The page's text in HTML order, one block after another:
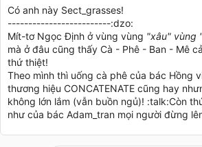
Có anh này Sect_grasses!
-------------------------:dzo:
Mít-tơ Ngọc Định ở vùng vùng "xâu" vùng
mà ở đâu cũng thấy Cà - Phê - Ban - Mê
thứ thiệt!
Theo mình thì uống cà phê của bác Hồng
thương hiệu CONCATENATE cũng hay
không lớn lắm (vẫn buồn ngủ)! :talk:Còn
như của bác Adam_tran mọi người đừng